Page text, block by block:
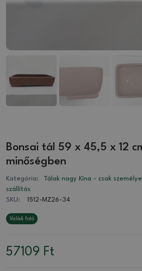
Bonsai tál 59 x 45,5 x 12
minőségben
Kategória:
Tálak nagy Kína - csak
szállítás
SKU:
1512-MZ26-34
Valódi fotó
57109 Ft